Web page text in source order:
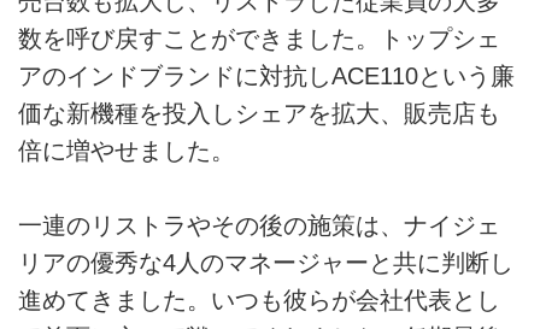
数を呼び戻すことができました。トップシェ
アのインドブランドに対抗しACE110という廉
価な新機種を投入しシェアを拡大、販売店も
倍に増やせました。
一連のリストラやその後の施策は、ナイジェ
リアの優秀な4人のマネージャーと共に判断し
進めてきました。いつも彼らが会社代表とし